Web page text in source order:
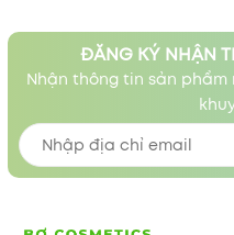
ĐĂNG KÝ NHẬN
Nhận thông tin sản